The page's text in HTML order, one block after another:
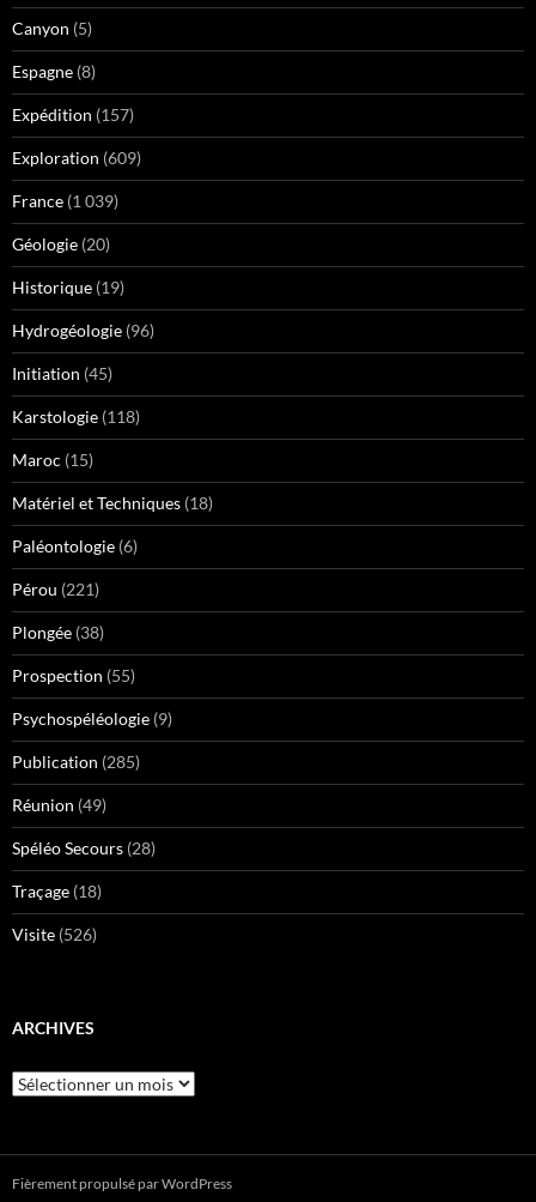
Canyon (5)
Espagne (8)
Expédition (157)
Exploration (609)
France (1 039)
Géologie (20)
Historique (19)
Hydrogéologie (96)
Initiation (45)
Karstologie (118)
Maroc (15)
Matériel et Techniques (18)
Paléontologie (6)
Pérou (221)
Plongée (38)
Prospection (55)
Psychospéléologie (9)
Publication (285)
Réunion (49)
Spéléo Secours (28)
Traçage (18)
Visite (526)
ARCHIVES
Archives
Fièrement propulsé par WordPress